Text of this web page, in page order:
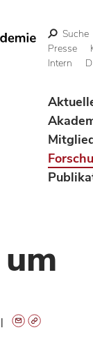
Suche
Presse
Intern